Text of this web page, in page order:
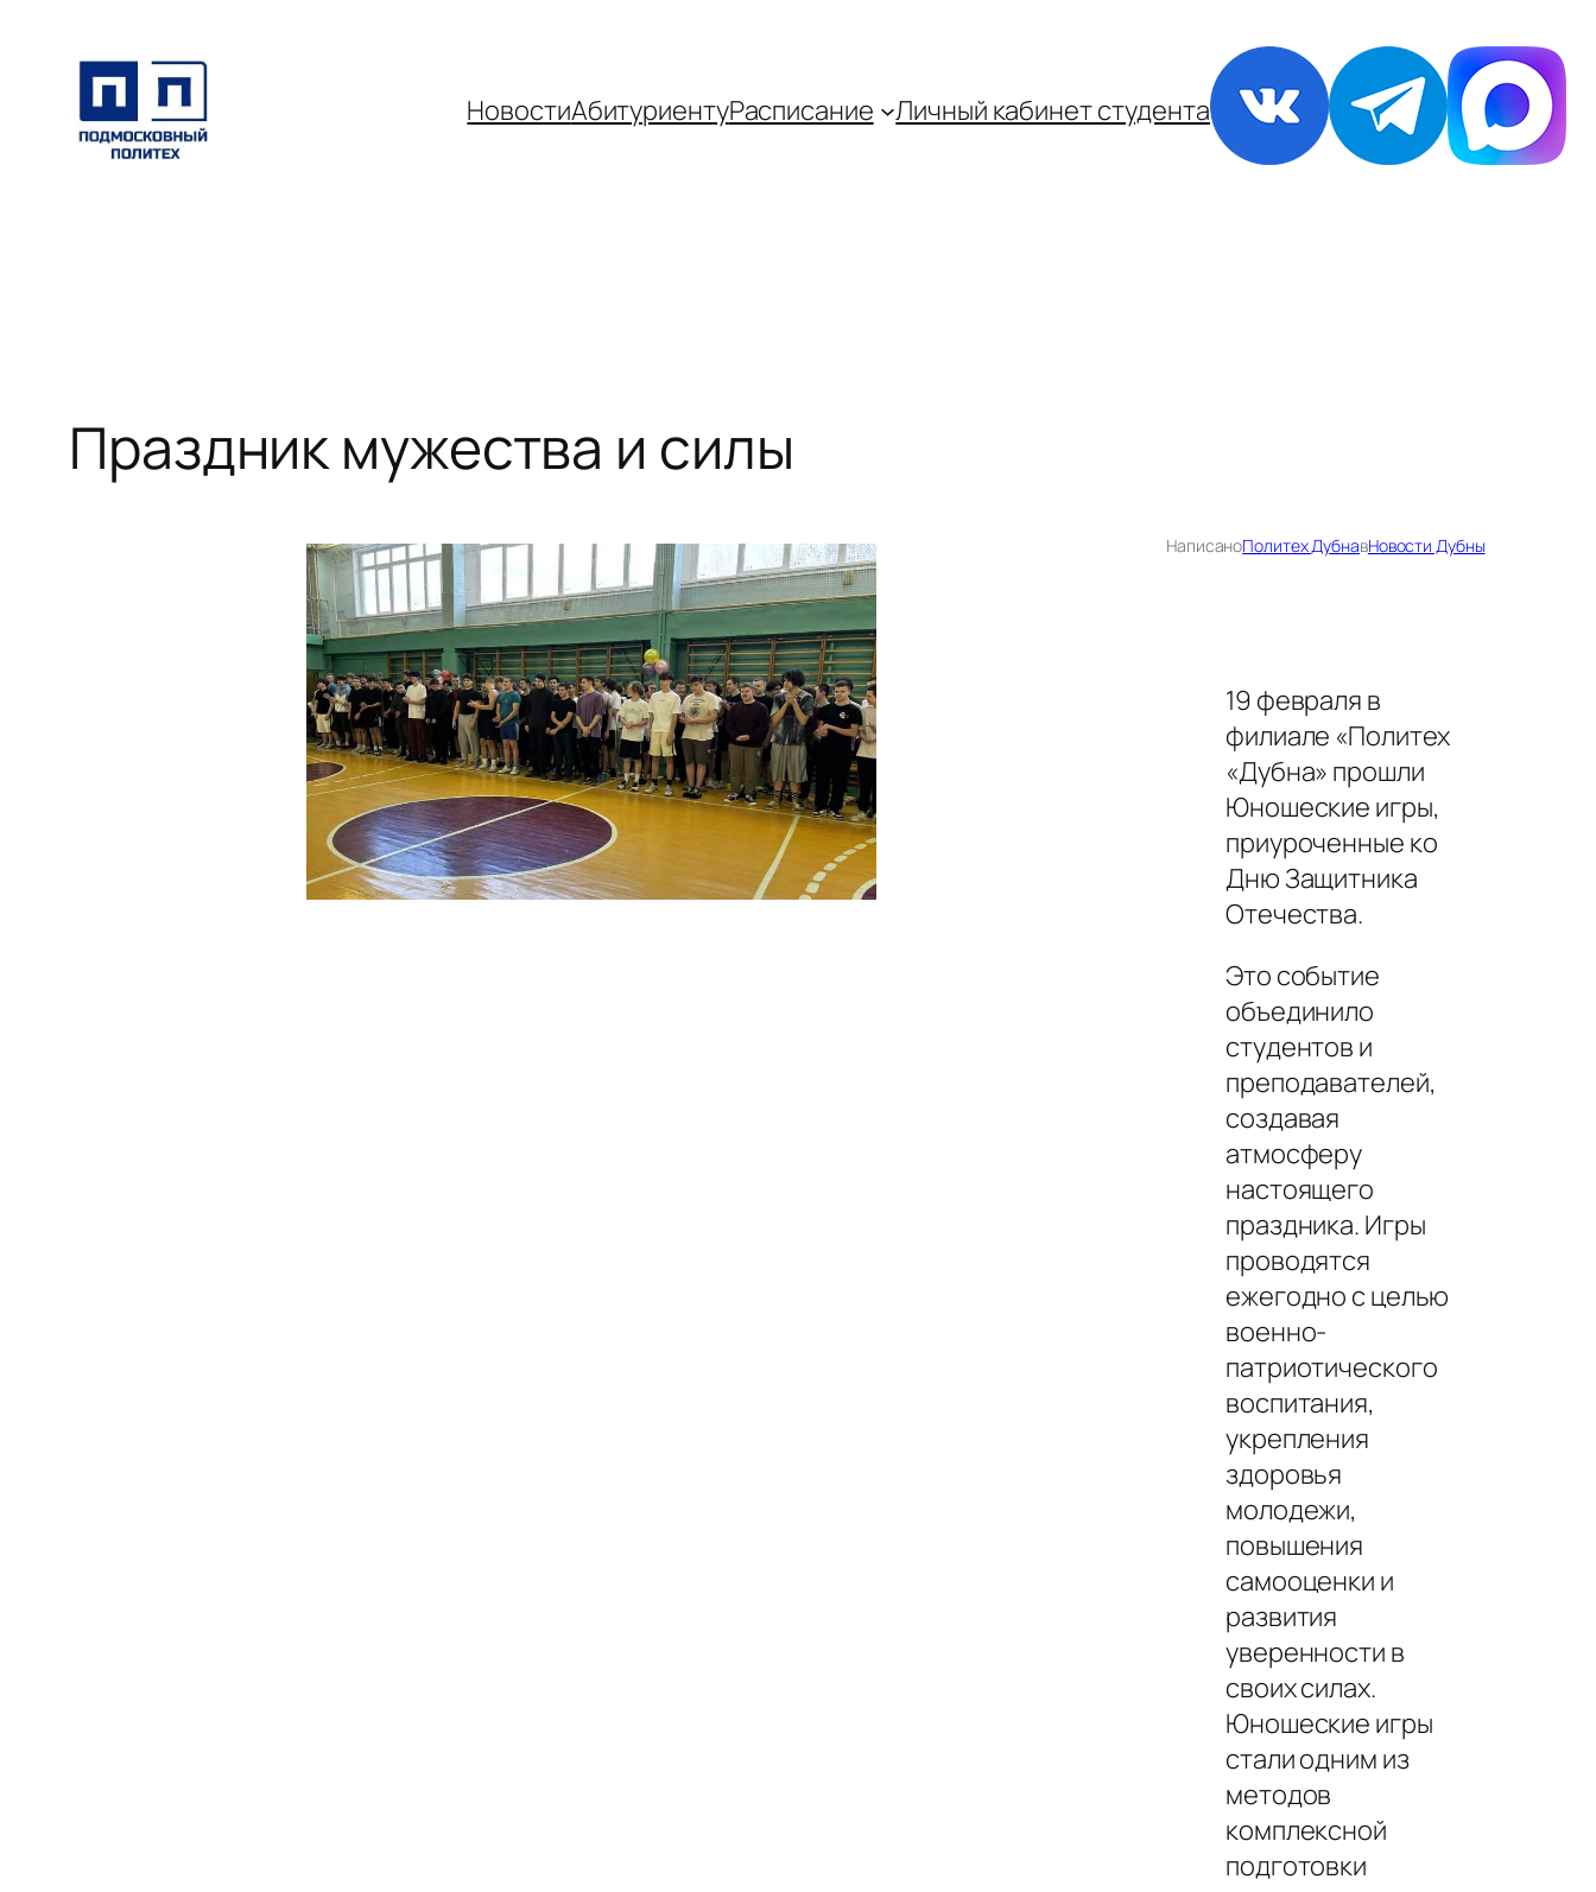
содержимому
НовостиАбитуриентуРаспиcание Личный кабинет студента
Праздник мужества и силы
НаписаноПолитех ДубнавНовости Дубны
19 февраля в
филиале «Политех
«Дубна» прошли
Юношеские игры,
приуроченные ко
Дню Защитника
Отечества.
Это событие
объединило
студентов и
преподавателей,
создавая
атмосферу
настоящего
праздника. Игры
проводятся
ежегодно с целью
военно-
патриотического
воспитания,
укрепления
здоровья
молодежи,
повышения
самооценки и
развития
уверенности в
своих силах.
Юношеские игры
стали одним из
методов
комплексной
подготовки